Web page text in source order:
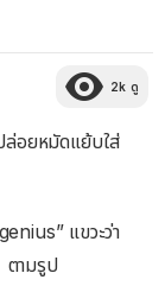
2k ดู
ล่อยหมัดแย้บใส่
แขวะว่า
ตามรูป